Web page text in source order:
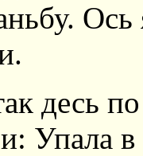
Ось
десь
Упала в